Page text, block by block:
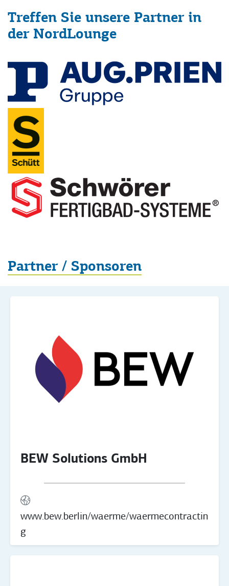
Treffen Sie unsere Partner in
der NordLounge
Partner / Sponsoren
BEW Solutions GmbH
www.bew.berlin/waerme/waermecontractin
g